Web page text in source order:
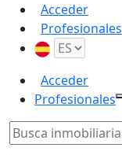
Acceder
Profesionales
Acceder
Profesionales